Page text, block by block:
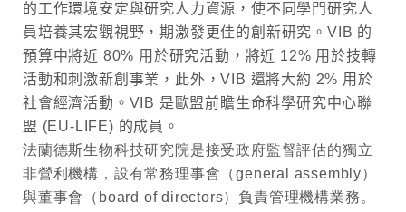
的工作環境安定與研究人力資源，使不同學門研究人
員培養其宏觀視野，期激發更佳的創新研究。 VIB 的
預算中將近 80% 用於研究活動，將近 12% 用於技轉
活動和刺激新創事業，此外，VIB 還將大約 2% 用於
社會經濟活動。 VIB 是歐盟前瞻生命科學研究中心聯
盟 (EU-LIFE) 的成員。
法蘭德斯生物科技研究院是接受政府監督評估的獨立
非營利機構，設有常務理事會（general assembly）
與董事會（ board of directors）負責管理機構業務。